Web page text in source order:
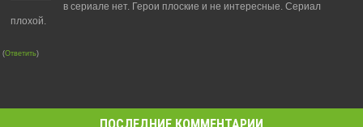
в сериале нет. Герои плоские и не интересные. Сериал
плохой.
(Ответить)